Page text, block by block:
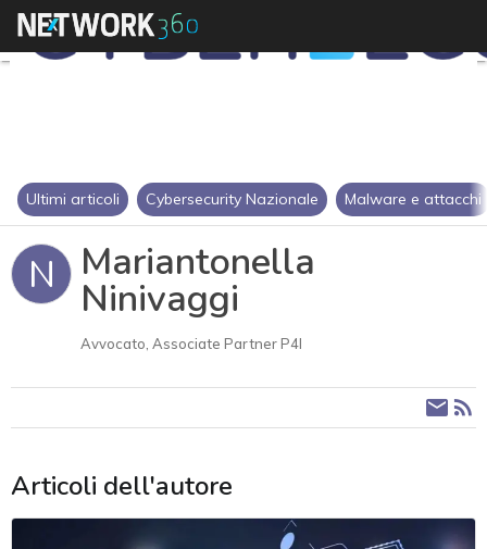
Ultimi articoli Cybersecurity Nazionale Malware e attacchi
N Mariantonella
Ninivaggi
Avvocato, Associate Partner P4I
Articoli dell'autore